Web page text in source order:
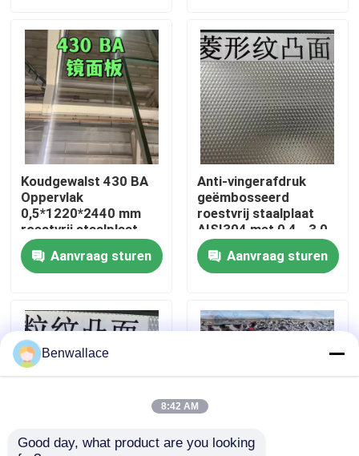
Producten
Video's
Over ons
fabriekstour
Kwaliteitscontrole
Nieuws
Vraag een offerte
Koudgewalst 430 BA
Oppervlak
0,5*1220*2440 mm
roestvrij staalplaat
met 6K
spiegeloppervlak
Aanvraag sturen
Anti-vingerafdruk
geëmbosseerd
roestvrij staalplaat
AISI304 met 0,4 - 3,0
mm dikte voor
architecturale
toepassingen
Aanvraag sturen
Benwallace
8:42 AM
Good day, what product are you looking